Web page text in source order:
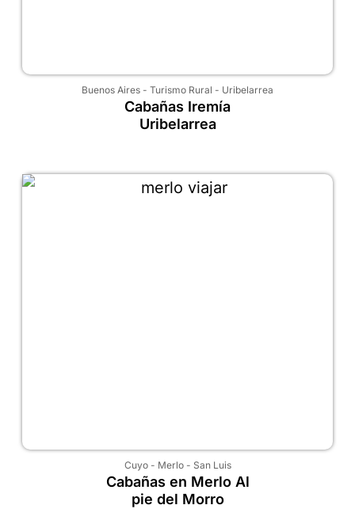
Buenos Aires - Turismo Rural - Uribelarrea
Cabañas Iremía
Uribelarrea
Cuyo- Merlo- San Luis
Cabañas en Merlo Al
pie del Morro